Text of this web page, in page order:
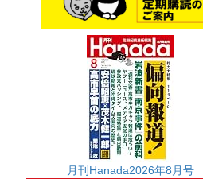
月刊Hanada2026年8月号